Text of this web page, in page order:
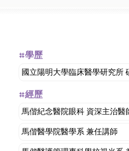
學歷
國立陽明大學臨床醫學研究所
經歷
馬偕紀念醫院眼科 資深主治醫
馬偕醫學院醫學系 兼任講師